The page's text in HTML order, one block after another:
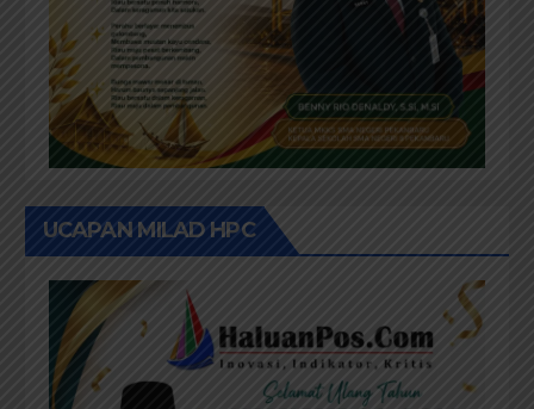
UCAPAN MILAD HPC